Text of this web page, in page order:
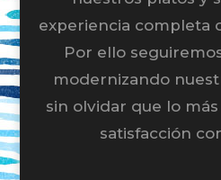
experiencia completa
Por ello
modernizando
sin olvidar que lo
satisfacción